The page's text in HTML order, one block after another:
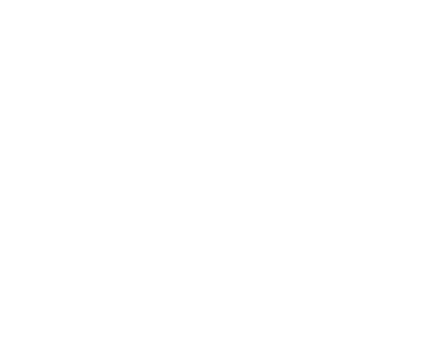
мікроорганізмів, гідролізу та озонового окиснення
покриття та відбиття сонячної енергії для зниження температури
на гідроізоляційне покриття
і основою
підвали, підземні споруди та тунелі
(у тому числі паркінги та гаражі)